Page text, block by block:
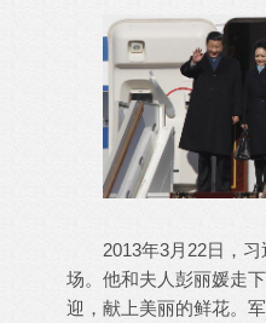
2013年3月22日，习
场。他和夫人彭丽媛走
迎，献上美丽的鲜花。